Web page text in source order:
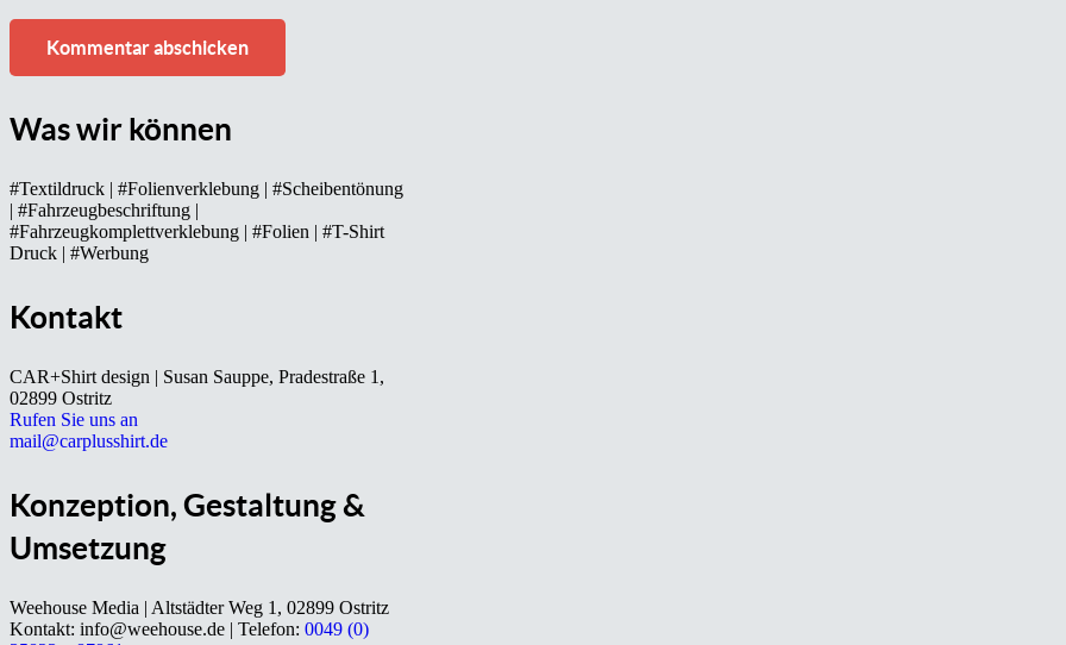
Kommentar abschicken
Was wir können
#Textildruck | #Folienverklebung | #Scheibentönung
| #Fahrzeugbeschriftung |
#Fahrzeugkomplettverklebung | #Folien | #T-Shirt
Druck | #Werbung
Kontakt
CAR+Shirt design | Susan Sauppe, Pradestraße 1,
02899 Ostritz
Rufen Sie uns an
mail@carplusshirt.de
Konzeption, Gestaltung &
Umsetzung
Weehouse Media | Altstädter Weg 1, 02899 Ostritz
Kontakt: info@weehouse.de | Telefon: 0049 (0)